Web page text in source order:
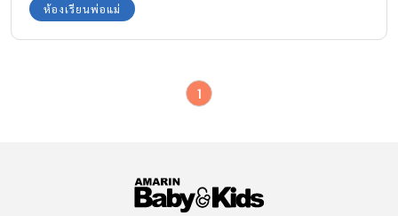
ห้องเรียนพ่อแม่
1